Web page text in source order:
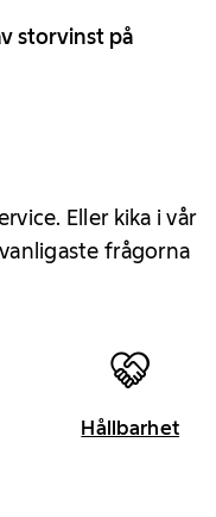
storvinst på
Eller kika i vår
frågorna
Hållbarhet